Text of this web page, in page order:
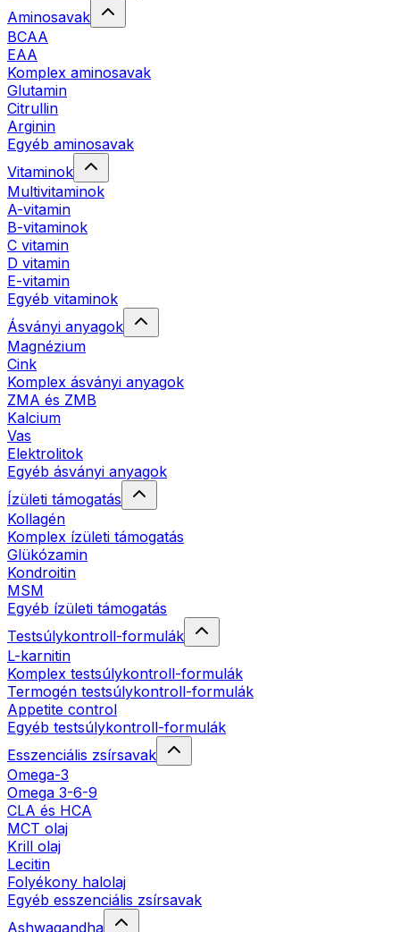
Aminosavak
BCAA
EAA
Komplex aminosavak
Glutamin
Citrullin
Arginin
Egyéb aminosavak
Vitaminok
Multivitaminok
A-vitamin
B-vitaminok
C vitamin
D vitamin
E-vitamin
Egyéb vitaminok
Ásványi anyagok
Magnézium
Cink
Komplex ásványi anyagok
ZMA és ZMB
Kalcium
Vas
Elektrolitok
Egyéb ásványi anyagok
Ízületi támogatás
Kollagén
Komplex ízületi támogatás
Glükózamin
Kondroitin
MSM
Egyéb ízületi támogatás
Testsúlykontroll-formulák
L-karnitin
Komplex testsúlykontroll-formulák
Termogén testsúlykontroll-formulák
Appetite control
Egyéb testsúlykontroll-formulák
Esszenciális zsírsavak
Omega-3
Omega 3-6-9
CLA és HCA
MCT olaj
Krill olaj
Lecitin
Folyékony halolaj
Egyéb esszenciális zsírsavak
Ashwagandha